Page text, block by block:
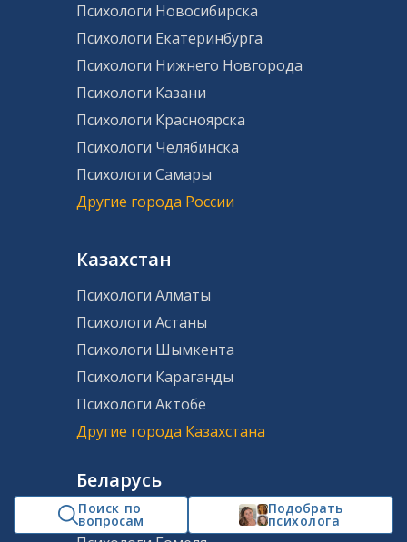
Поиск по
вопросам
Подобрать
психолога
Психологи Новосибирска
Психологи Екатеринбурга
Психологи Нижнего Новгорода
Психологи Казани
Психологи Красноярска
Психологи Челябинска
Психологи Самары
Другие города России
Казахстан
Психологи Алматы
Психологи Астаны
Психологи Шымкента
Психологи Караганды
Психологи Актобе
Другие города Казахстана
Беларусь
Психологи Минска